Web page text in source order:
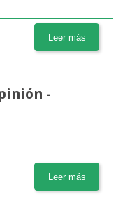
Leer más
-
Leer más